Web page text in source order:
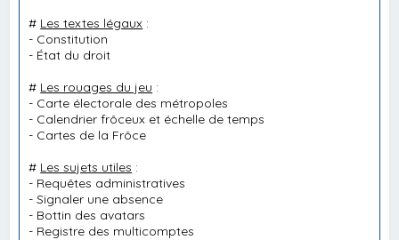
# Les textes légaux :
- Constitution
- État du droit
# Les rouages du jeu :
- Carte électorale des métropoles
- Calendrier frôceux et échelle de temps
- Cartes de la Frôce
# Les sujets utiles :
- Requêtes administratives
-Signaler une absence
- Bottin des avatars
- Registre des multicomptes